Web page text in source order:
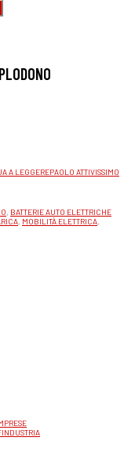
A LEGGEREPAOLO ATTIVISSIMO
, BATTERIE AUTO ELETTRICHE
, MOBILITÀ ELETTRICA,